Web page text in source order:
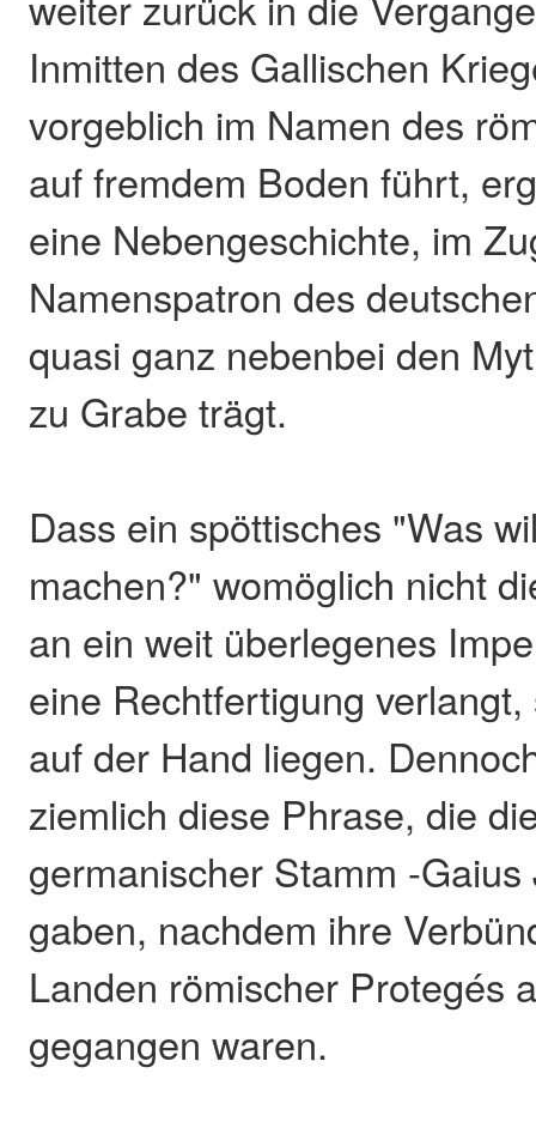
Inmitten des Gallischen
vorgeblich im Namen des
auf fremdem Boden führt,
eine Nebengeschichte, im
Namenspatron des
quasi ganz nebenbei den
zu Grabe trägt.
Dass ein spöttisches "Was
machen?" womöglich nicht
an ein weit überlegenes
eine Rechtfertigung
auf der Hand liegen.
ziemlich diese Phrase, die
germanischer Stamm -
gaben, nachdem ihre
Landen römischer Protegés
gegangen waren.